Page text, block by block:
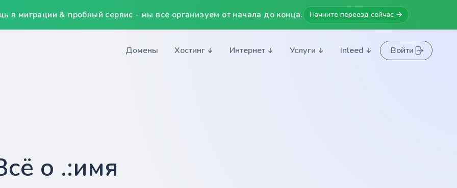
в миграции & пробный сервис - мы все организуем от начала до конца. Начните переезд сейчас →
Домены Хостинг Интернет Услуги Inleed Войти
о .:имя